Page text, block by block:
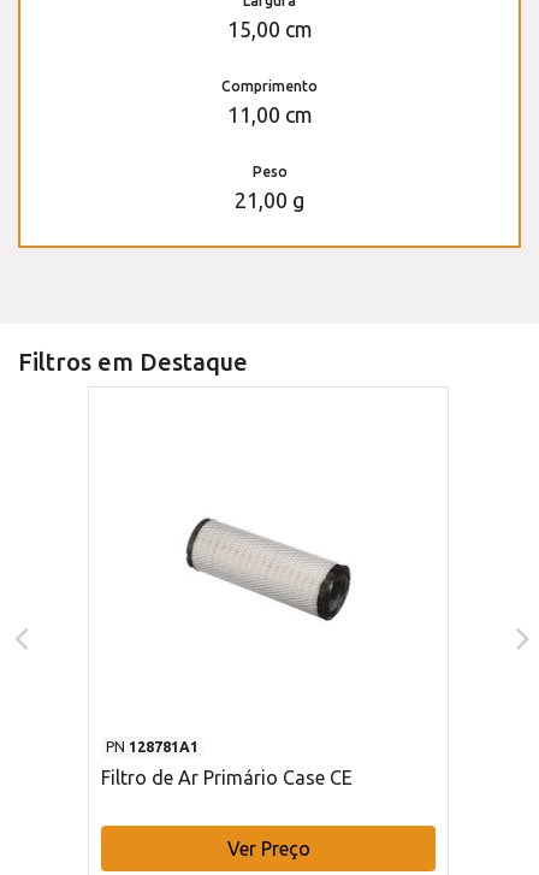
15,00 cm
Comprimento
11,00 cm
Peso
21,00 g
Filtros em Destaque
PN 128781A1
Filtro de Ar Primário Case CE
Ver Preço